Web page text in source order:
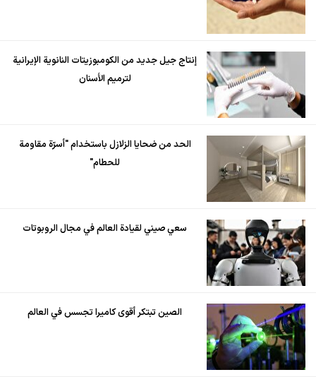
إنتاج جيل جديد من الكومبوزيتات النانوية الإيرانية
لترميم الأسنان
الحد من ضحايا الزلازل باستخدام "أسرّة مقاومة
للحطام"
سعي صيني لقيادة العالم في مجال الروبوتات
الصين تبتكر أقوى كاميرا تجسس في العالم